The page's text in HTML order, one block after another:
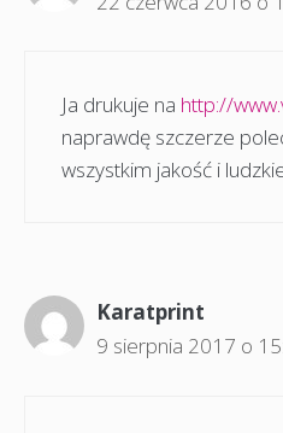
Ja drukuje na http://
naprawdę szczerze
wszystkim jakość i
Karatprint
9 sierpnia 2017 o